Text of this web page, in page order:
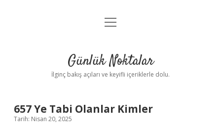
Anasayfa
Yasal Uyarı
menüyü
Günlük Noktalar
İlginç bakış açıları ve keyifli içeriklerle dolu.
657 Ye Tabi Olanlar Kimler
Tarih: Nisan 20, 2025